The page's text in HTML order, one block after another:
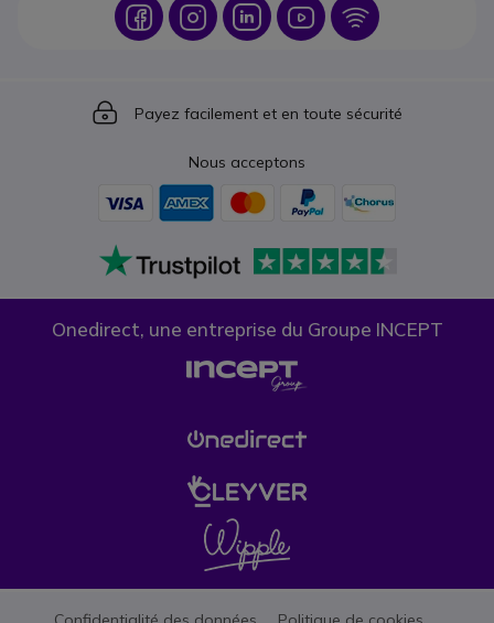
Icon IconIcon Icon Icon
Icon
Payez facilement et en toute sécurité
Nous acceptons
Onedirect, une entreprise du Groupe INCEPT